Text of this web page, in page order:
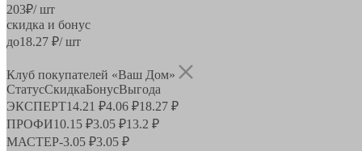
203₽/ шт
скидка и бонус
до18.27 ₽/ шт
Клуб покупателей «Ваш Дом»
СтатусСкидкаБонусВыгода
ЭКСПЕРТ14.21 ₽4.06 ₽18.27 ₽
ПРОФИ10.15 ₽3.05 ₽13.2 ₽
МАСТЕР-3.05 ₽3.05 ₽